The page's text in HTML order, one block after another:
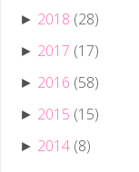
► 2018 (28)
► 2017 (17)
► 2016 (58)
► 2015 (15)
► 2014 (8)